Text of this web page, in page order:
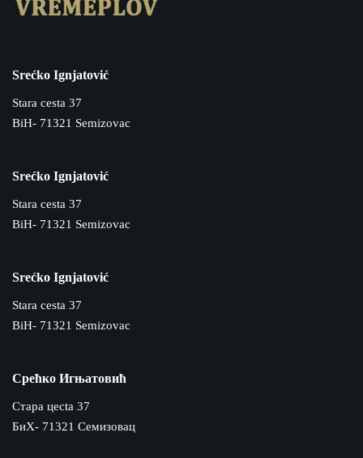
Srećko Ignjatović
Stara cesta 37
BiH- 71321 Semizovac
Srećko Ignjatović
Stara cesta 37
BiH- 71321 Semizovac
Srećko Ignjatović
Stara cesta 37
BiH- 71321 Semizovac
Срећко Игњатовић
Cтара цecta 37
БиХ- 71321 Семизовац